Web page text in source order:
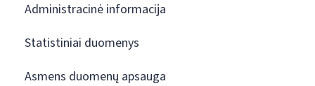
Administracinė informacija
Statistiniai duomenys
Asmens duomenų apsauga